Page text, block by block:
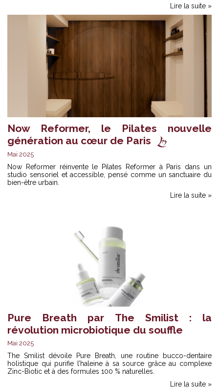
Lire la suite »
Now Reformer, le Pilates nouvelle
génération au cœur de Paris
Mai 2025
Now Reformer réinvente le Pilates Reformer à Paris dans un
studio sensoriel et accessible, pensé comme un sanctuaire du
bien-être urbain.
Lire la suite »
Pure Breath par The Smilist : la
révolution microbiotique du souffle
Mai 2025
The Smilist dévoile Pure Breath, une routine bucco-dentaire
holistique qui purifie l’haleine à sa source grâce au complexe
Zinc-Biotic et à des formules 100 % naturelles.
Lire la suite »